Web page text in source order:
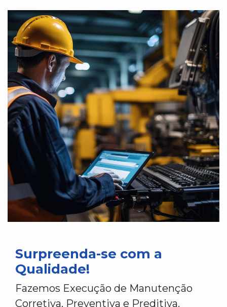
Surpreenda-se com a
Qualidade!
Fazemos Execução de Manutenção
Corretiva, Preventiva e Preditiva.